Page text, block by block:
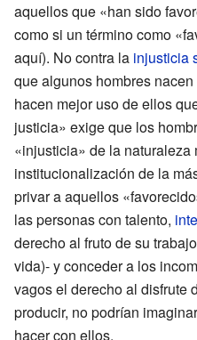
aquellos que «han sido
como si un término como
aquí). No contra la injusticia
que algunos hombres
hacen mejor uso de ellos
justicia» exige que los
«injusticia» de la naturaleza
institucionalización de la
privar a aquellos
las personas con talento,
derecho al fruto de su
vida)- y conceder a los
vagos el derecho al disfrute
producir, no podrían
hacer con ellos.